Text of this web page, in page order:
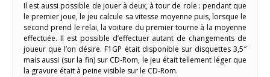
Il est aussi possible de jouer à deux, à tour de role : pendant que
le premier joue, le jeu calcule sa vitesse moyenne puis, lorsque le
second prend le relai, la voiture du premier tourne à la moyenne
effectuée. Il est possible d’effectuer autant de changements de
joueur que l’on désire. F1GP était disponible sur disquettes 3,5″
mais aussi (sur la fin) sur CD-Rom, le jeu était tellement léger que
la gravure était à peine visible sur le CD-Rom.